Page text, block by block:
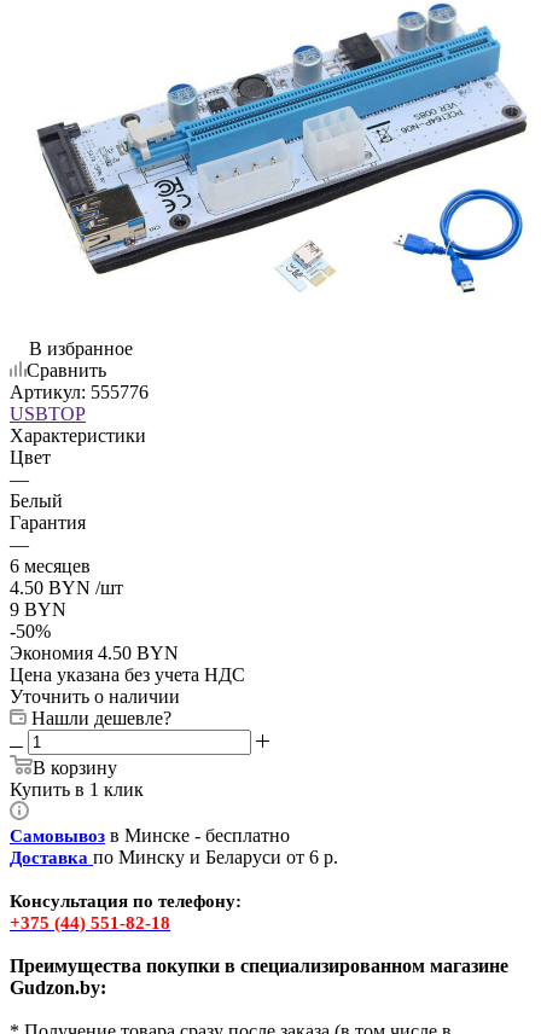
В избранное
Сравнить
Артикул: 555776
USBTOP
Характеристики
Цвет
—
Белый
Гарантия
—
6 месяцев
4.50 BYN /шт
9 BYN
-50%
Экономия 4.50 BYN
Цена указана без учета НДС
Уточнить о наличии
Нашли дешевле?
В корзину
Купить в 1 клик
Самовывоз в Минске - бесплатно
Доставка по Минску и Беларуси от 6 р.
Консультация по телефону:
+375 (44) 551-82-18
Преимущества покупки в специализированном магазине
Gudzon.by: